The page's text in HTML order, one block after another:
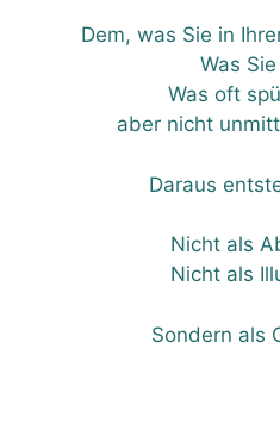
Dem, was Sie in
Was
Was oft
aber nicht
Daraus
Nicht als
Nicht als
Sondern als